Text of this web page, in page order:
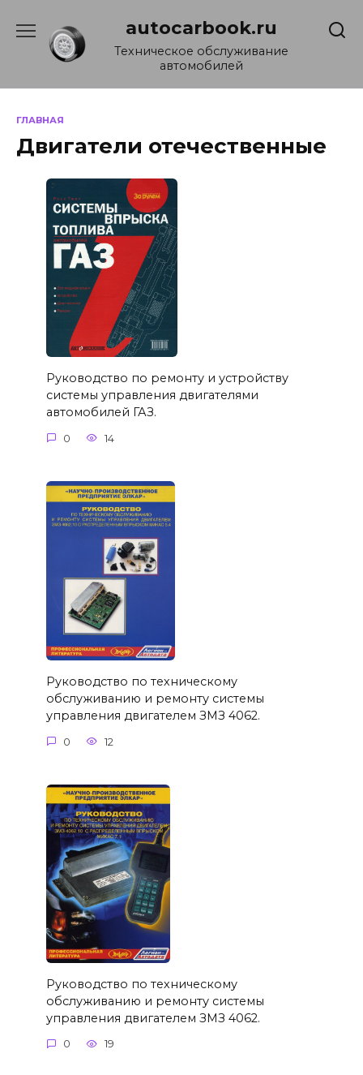
содержанию
autocarbook.ru
Техническое обслуживание
автомобилей
ГЛАВНАЯ
Двигатели отечественные
Руководство по ремонту и устройству
системы управления двигателями
автомобилей ГАЗ.
0 14
Руководство по техническому
обслуживанию и ремонту системы
управления двигателем ЗМЗ 4062.
0 12
Руководство по техническому
обслуживанию и ремонту системы
управления двигателем ЗМЗ 4062.
0 19